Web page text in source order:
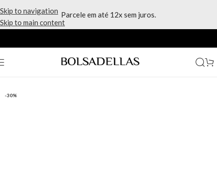
Skip to navigation
Skip to main content
Parcele em até 12x sem juros.
-30%